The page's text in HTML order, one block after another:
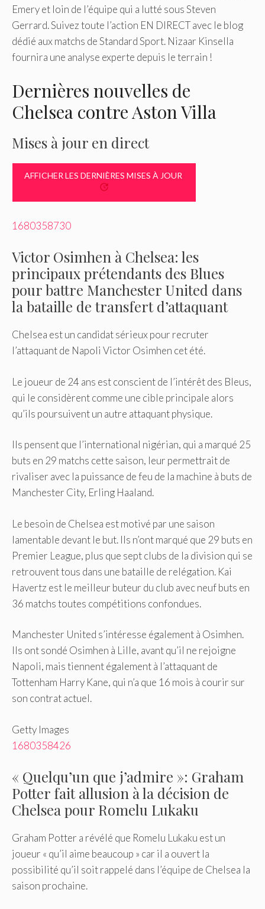
Emery et loin de l’équipe qui a lutté sous Steven
Gerrard. Suivez toute l’action EN DIRECT avec le blog
dédié aux matchs de Standard Sport. Nizaar Kinsella
fournira une analyse experte depuis le terrain !
Dernières nouvelles de
Chelsea contre Aston Villa
Mises à jour en direct
AFFICHER LES DERNIÈRES MISES À JOUR
1680358730
Victor Osimhen à Chelsea: les
principaux prétendants des Blues
pour battre Manchester United dans
la bataille de transfert d’attaquant
Chelsea est un candidat sérieux pour recruter
l’attaquant de Napoli Victor Osimhen cet été.
Le joueur de 24 ans est conscient de l’intérêt des Bleus,
qui le considèrent comme une cible principale alors
qu’ils poursuivent un autre attaquant physique.
Ils pensent que l’international nigérian, qui a marqué 25
buts en 29 matchs cette saison, leur permettrait de
rivaliser avec la puissance de feu de la machine à buts de
Manchester City, Erling Haaland.
Le besoin de Chelsea est motivé par une saison
lamentable devant le but. Ils n’ont marqué que 29 buts en
Premier League, plus que sept clubs de la division qui se
retrouvent tous dans une bataille de relégation. Kai
Havertz est le meilleur buteur du club avec neuf buts en
36 matchs toutes compétitions confondues.
Manchester United s’intéresse également à Osimhen.
Ils ont sondé Osimhen à Lille, avant qu’il ne rejoigne
Napoli, mais tiennent également à l’attaquant de
Tottenham Harry Kane, qui n’a que 16 mois à courir sur
son contrat actuel.
Getty Images
1680358426
« Quelqu’un que j’admire »: Graham
Potter fait allusion à la décision de
Chelsea pour Romelu Lukaku
Graham Potter a révélé que Romelu Lukaku est un
joueur « qu’il aime beaucoup » car il a ouvert la
possibilité qu’il soit rappelé dans l’équipe de Chelsea la
saison prochaine.